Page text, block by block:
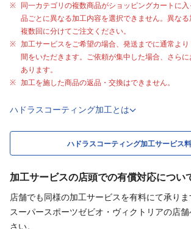
同一カテゴリの複数商品がショッピングカートに
品ごとに異なる加工内容を選択できません。異な
複数回に分けてご注文ください。
加工サービスをご希望の場合、発送までに通常より
間をいただきます。ご依頼が集中した場合、さら
あります。
加工を施した商品の返品・交換はできません。
ハドラスコーティング加工とは
ハドラスコーティング加工サービス
加工サービスの店頭での有償対応につい
店舗でも同様の加工サービスを有料にて承り
スーパースポーツゼビオ・ヴィクトリアの店
さい。